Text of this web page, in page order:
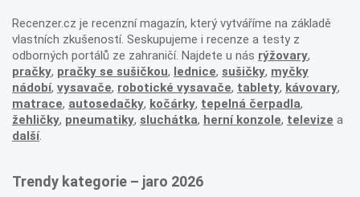
Recenzer.cz je recenzní magazín, který vytváříme na základě
vlastních zkušeností. Seskupujeme i recenze a testy z
odborných portálů ze zahraničí. Najdete u nás rýžovary,
pračky, pračky se sušičkou, lednice, sušičky, myčky
nádobí, vysavače, robotické vysavače, tablety, kávovary,
matrace, autosedačky, kočárky, tepelná čerpadla,
žehličky, pneumatiky, sluchátka, herní konzole, televize a
další.
Trendy kategorie – jaro 2026